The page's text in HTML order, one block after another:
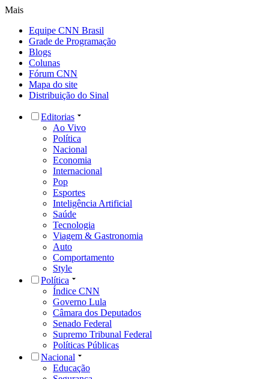
Mais
Equipe CNN Brasil
Grade de Programação
Blogs
Colunas
Fórum CNN
Mapa do site
Distribuição do Sinal
Editorias
Ao Vivo
Política
Nacional
Economia
Internacional
Pop
Esportes
Inteligência Artificial
Saúde
Tecnologia
Viagem & Gastronomia
Auto
Comportamento
Style
Política
Índice CNN
Governo Lula
Câmara dos Deputados
Senado Federal
Supremo Tribunal Federal
Políticas Públicas
Nacional
Educação